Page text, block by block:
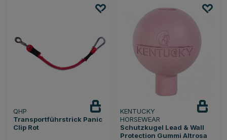
QHP
Transportführstrick Panic
Clip Rot
KENTUCKY
HORSEWEAR
Schutzkugel Lead & Wall
Protection Gummi Altrosa